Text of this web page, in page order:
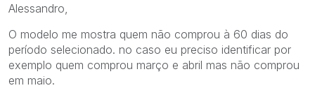
Alessandro,
O modelo me mostra quem não comprou à 60 dias do
período selecionado. no caso eu preciso identificar por
exemplo quem comprou março e abril mas não comprou
em maio.